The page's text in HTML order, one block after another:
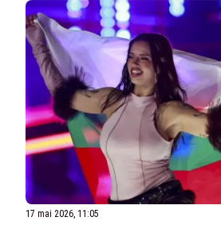
17 mai 2026, 11:05